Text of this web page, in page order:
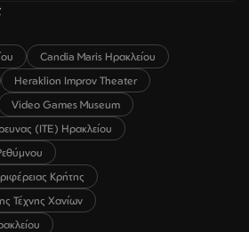
Candia Maris Ηρακλείου
Heraklion Improv Theater
Video Games Museum
(ΙΤΕ) Ηρακλείου
Κρήτης
Τέχνης Χανίων